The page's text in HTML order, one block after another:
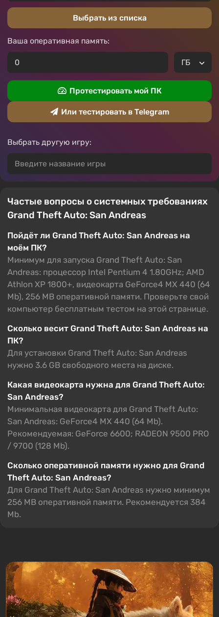
Выбрать из списка
Ваша оперативная память:
Протестировать мой ПК
Или тестировать в Telegram
Выбрать другую игру:
Частые вопросы о системных требованиях
Grand Theft Auto: San Andreas
Пойдёт ли Grand Theft Auto: San Andreas на
моём ПК?
Минимум для запуска Grand Theft Auto: San
Andreas: процессор Intel Pentium 4 1.80GHz; AMD
Athlon XP 1800+, видеокарта GeForce4 MX 440 (64
Mb), 256 MB оперативной памяти. Проверьте свой
компьютер бесплатным тестом на этой странице.
Сколько весит Grand Theft Auto: San Andreas на
ПК?
Для установки Grand Theft Auto: San Andreas
нужно 3.6 GB свободного места на диске.
Какая видеокарта нужна для Grand Theft Auto:
San Andreas?
Минимальная видеокарта для Grand Theft Auto:
San Andreas: GeForce4 MX 440 (64 Mb).
Рекомендуемая: GeForce 6600; RADEON 9500 PRO
/ 9700 (128 Mb).
Сколько оперативной памяти нужно для Grand
Theft Auto: San Andreas?
Для Grand Theft Auto: San Andreas нужно минимум
256 MB оперативной памяти. Рекомендуется 384
Mb.